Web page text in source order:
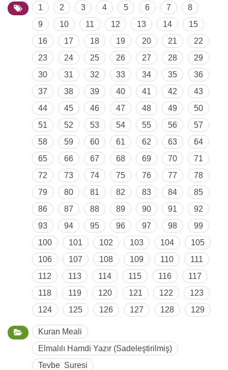
1 2 3 4 5 6 7
8
9
10 11 12 13 14
15
16
17 18 19 20 21
22
23
24 25 26 27 28
29
30
31 32 33 34 35
36
37
38 39 40 41 42
43
44
45 46 47 48 49
50
51
52 53 54 55 56
57
58
59 60 61 62 63
64
65
66 67 68 69 70
71
72
73 74 75 76 77
78
79
80 81 82 83 84
85
86
87 88 89 90 91
92
93
94 95 96 97 98
99
100
101 102 103 104
105
106
107 108 109 110
111
112
113 114 115 116
117
118
119 120 121 122
123
124
125 126 127 128 129
Kuran Meali
Elmalılı Hamdi Yazır (Sadeleştirilmiş)
Tevbe Suresi